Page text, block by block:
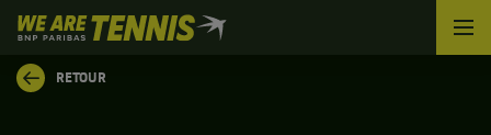
We
are
Tennis
by
RETOUR